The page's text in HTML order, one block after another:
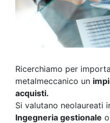
Ricerchiamo per
metalmeccanico un
acquisti.
Si valutano neolaureati
Ingegneria gestionale o